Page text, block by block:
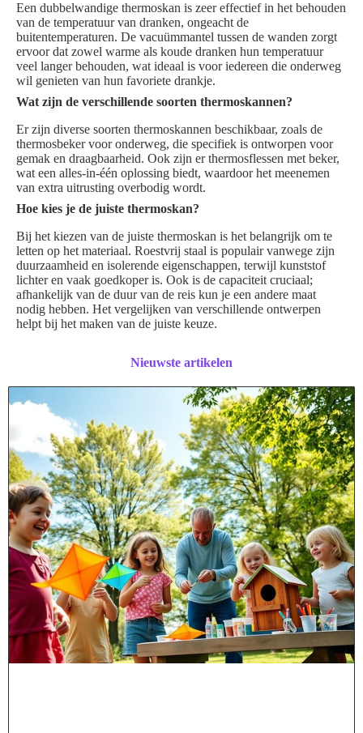
Een dubbelwandige thermoskan is zeer effectief in het behouden
van de temperatuur van dranken, ongeacht de
buitentemperaturen. De vacuümmantel tussen de wanden zorgt
ervoor dat zowel warme als koude dranken hun temperatuur
veel langer behouden, wat ideaal is voor iedereen die onderweg
wil genieten van hun favoriete drankje.
Wat zijn de verschillende soorten thermoskannen?
Er zijn diverse soorten thermoskannen beschikbaar, zoals de
thermosbeker voor onderweg, die specifiek is ontworpen voor
gemak en draagbaarheid. Ook zijn er thermosflessen met beker,
wat een alles-in-één oplossing biedt, waardoor het meenemen
van extra uitrusting overbodig wordt.
Hoe kies je de juiste thermoskan?
Bij het kiezen van de juiste thermoskan is het belangrijk om te
letten op het materiaal. Roestvrij staal is populair vanwege zijn
duurzaamheid en isolerende eigenschappen, terwijl kunststof
lichter en vaak goedkoper is. Ook is de capaciteit cruciaal;
afhankelijk van de duur van de reis kun je een andere maat
nodig hebben. Het vergelijken van verschillende ontwerpen
helpt bij het maken van de juiste keuze.
Nieuwste artikelen